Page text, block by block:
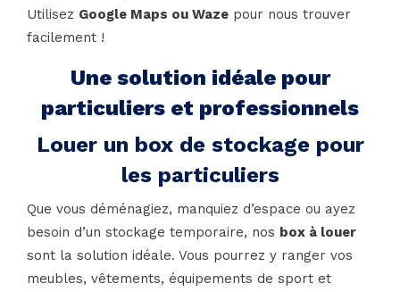
Utilisez Google Maps ou Waze pour nous trouver
facilement !
Une solution idéale pour
particuliers et professionnels
Louer un box de stockage pour
les particuliers
Que vous déménagiez, manquiez d’espace ou ayez
besoin d’un stockage temporaire, nos box à louer
sont la solution idéale. Vous pourrez y ranger vos
meubles, vêtements, équipements de sport et